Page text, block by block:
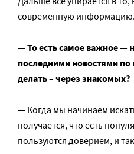
современную информацию.
— То есть самое важное —
последними новостями по
делать – через знакомых?
— Когда мы начинаем
получается, что есть
пользуются доверием, и